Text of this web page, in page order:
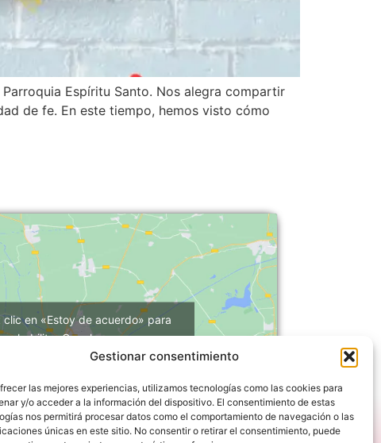
Gestionar consentimiento
las mejores experiencias, utilizamos tecnologías como las cookies para
y/o acceder a la información del dispositivo. El consentimiento de estas
nos permitirá procesar datos como el comportamiento de navegación o las
únicas en este sitio. No consentir o retirar el consentimiento, puede
Espíritu Santo. Nos alegra compartir
de fe. En este tiempo, hemos visto cómo
clic en «Estoy de acuerdo» para
habilitar Google maps
Política de cookies
Estoy de acuerdo